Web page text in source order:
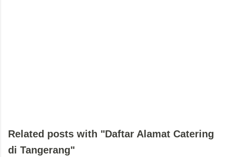
Related posts with "Daftar Alamat Catering
di Tangerang"